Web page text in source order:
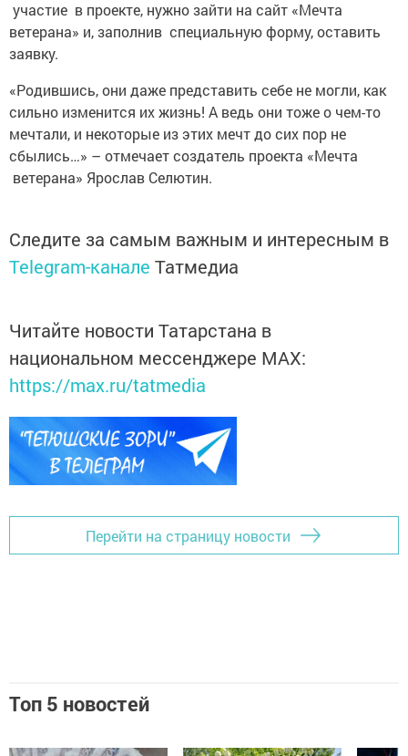
участие в проекте, нужно зайти на сайт «Мечта
ветерана» и, заполнив специальную форму, оставить
заявку.
«Родившись, они даже представить себе не могли, как
сильно изменится их жизнь! А ведь они тоже о чем-то
мечтали, и некоторые из этих мечт до сих пор не
сбылись…» – отмечает создатель проекта «Мечта
ветерана» ­Ярослав ­Селютин.
Следите за самым важным и интересным в
Telegram-канале Татмедиа
Читайте новости Татарстана в
национальном мессенджере MАХ:
https://max.ru/tatmedia
Перейти на страницу новости
Топ 5 новостей